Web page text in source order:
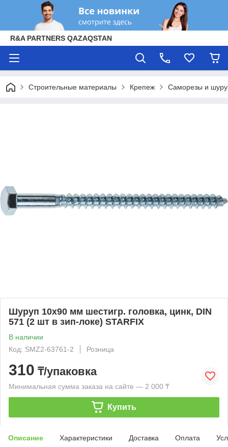
R&A PARTNERS QAZAQSTAN
Строительные материалы Крепеж Саморезы и
Шуруп 10х90 мм шестигр. головка, цинк, DIN
571 (2 шт в зип-локе) STARFIX
В наличии
Код: SMZ2-63761-2
Розница
310 ₸/упаковка
Минимальная сумма заказа на сайте — 2 000 ₸
Купить
Описание Характеристики Доставка Оплата